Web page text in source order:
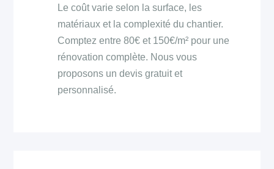
Le coût varie selon la surface, les
matériaux et la complexité du chantier.
Comptez entre 80€ et 150€/m² pour une
rénovation complète. Nous vous
proposons un devis gratuit et
personnalisé.